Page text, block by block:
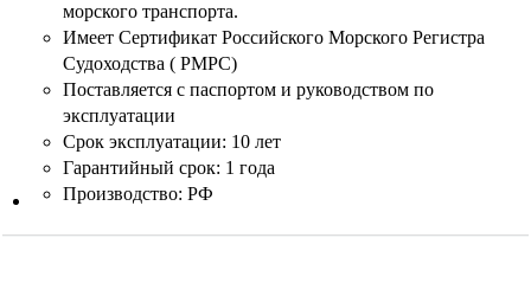
морского транспорта.
Имеет Сертификат Российского Морского Регистра
Судоходства ( РМРС)
Поставляется с паспортом и руководством по
эксплуатации
Срок эксплуатации: 10 лет
Гарантийный срок: 1 года
Производство: РФ